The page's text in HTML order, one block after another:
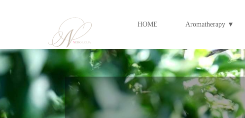
HOME Aromatherapy ▼